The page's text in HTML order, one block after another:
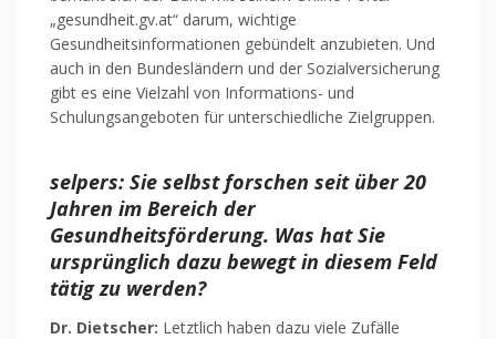
„gesundheit.gv.at“ darum, wichtige
Gesundheitsinformationen gebündelt anzubieten. Und
auch in den Bundesländern und der Sozialversicherung
gibt es eine Vielzahl von Informations- und
Schulungsangeboten für unterschiedliche Zielgruppen.
selpers: Sie selbst forschen seit über 20
Jahren im Bereich der
Gesundheitsförderung. Was hat Sie
ursprünglich dazu bewegt in diesem Feld
tätig zu werden?
Dr. Dietscher: Letztlich haben dazu viele Zufälle